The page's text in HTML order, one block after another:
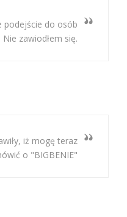
podejście do osób
Nie zawiodłem się.
iż mogę teraz
o "BIGBENIE"